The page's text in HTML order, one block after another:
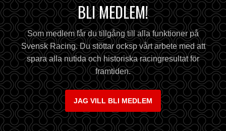
BLI MEDLEM!
Som medlem får du tillgång till alla funktioner på
Svensk Racing. Du stöttar ocksp vårt arbete med att
spara alla nutida och historiska racingresultat för
framtiden.
JAG VILL BLI MEDLEM